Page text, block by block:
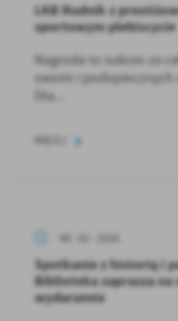
LKB Rudnik z
sportowym plebiscycie
Nagroda to sukces za
swoim i podopiecznych
Dla...
06 - 02 - 2026
Spotkanie z historią i
Biblioteka zaprasza
wydarzenie